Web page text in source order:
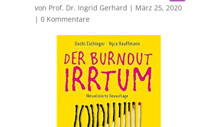
von Prof. Dr. Ingrid Gerhard | März 25, 2020
| 0 Kommentare